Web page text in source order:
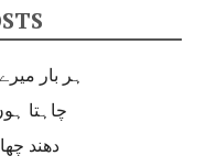
ہر بار
چاہتا
دھند